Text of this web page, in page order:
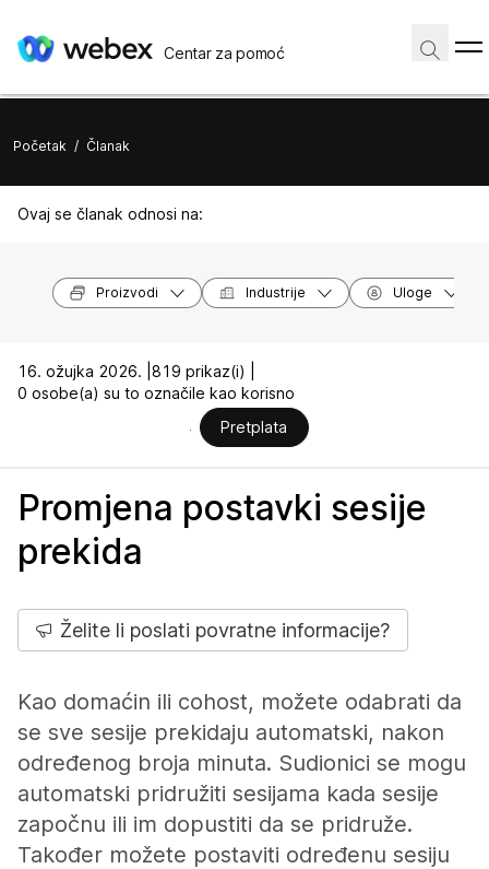
Centar za pomoć
Početak / Članak
Ovaj se članak odnosi na:
Proizvodi Industrije Uloge
16. ožujka 2026. | 819 prikaz(i) |
0 osobe(a) su to označile kao korisno
Pretplata
Promjena postavki sesije
prekida
Želite li poslati povratne informacije?
Kao domaćin ili cohost, možete odabrati da
se sve sesije prekidaju automatski, nakon
određenog broja minuta. Sudionici se mogu
automatski pridružiti sesijama kada sesije
započnu ili im dopustiti da se pridruže.
Također možete postaviti određenu sesiju